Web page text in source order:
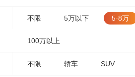
不限 5万以下 5-8万
100万以上
不限 轿车 SUV